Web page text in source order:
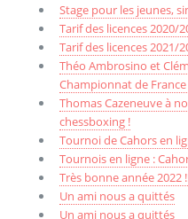
Stage pour les jeunes,
Tarif des licences 2020/
Tarif des licences 2021/
Théo Ambrosino et
Championnat de
Thomas Cazeneuve à
chessboxing !
Tournoi de Cahors en
Tournois en ligne :
Très bonne année 2022
Un ami nous a quittés
Un ami nous a quittés